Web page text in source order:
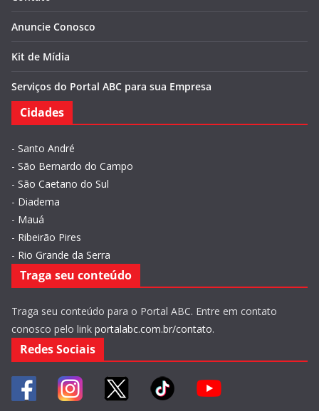
Anuncie Conosco
Kit de Mídia
Serviços do Portal ABC para sua Empresa
Cidades
- Santo André
- São Bernardo do Campo
- São Caetano do Sul
- Diadema
- Mauá
- Ribeirão Pires
- Rio Grande da Serra
Traga seu conteúdo
Traga seu conteúdo para o Portal ABC. Entre em contato
conosco pelo link portalabc.com.br/contato.
Redes Sociais